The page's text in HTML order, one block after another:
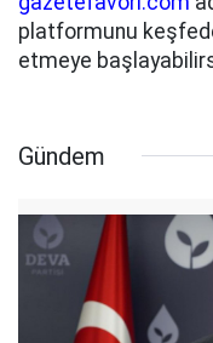
platformunu
etmeye
Gündem